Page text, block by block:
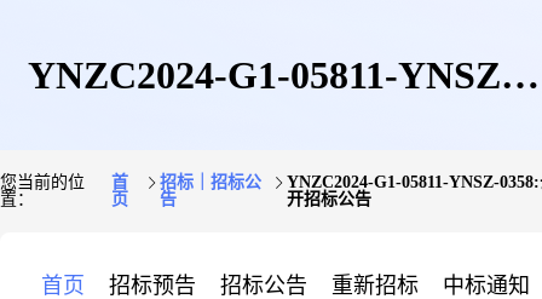
YNZC2024-G1-05811-YNSZ-
您当前的位
置：
首
页
招标｜招标公
告
YNZC2024-G1-05811-YNSZ-
开招标公告
首页 招标预告 招标公告 重新招标 中标通知